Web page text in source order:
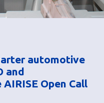
automotive
and
Open Call